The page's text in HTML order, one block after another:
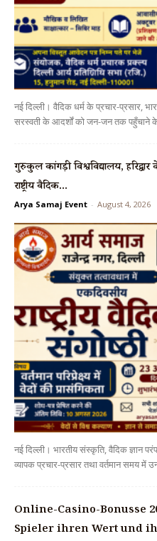
नई दिल्ली। वैदिक धर्म के प्रचार-प्रसार,
सरस्वती के आदर्शों को जन-जन तक पहुँचाने के
गुरुकुल कांगड़ी विश्वविद्यालय,
राष्ट्रीय वैदिक...
Arya Samaj Event - August 4, 2026
नई दिल्ली। भारतीय संस्कृति, वैदिक ज्ञान
व्यापक प्रचार-प्रसार तथा वर्तमान समय में
Online-Casino-Bonusse
Spieler ihren Wert und